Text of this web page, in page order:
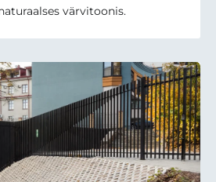
värvitoonis.